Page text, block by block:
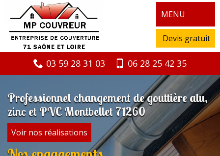
MENU
Devis gratuit
03 59 28 31 03 06 28 25 42 35
Professionnel changement de gouttière alu,
zinc et PVC Montbellet 71260
Voir nos réalisations